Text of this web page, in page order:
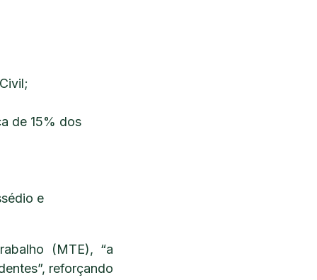
de 15% dos
e
(MTE), “a
reforçando